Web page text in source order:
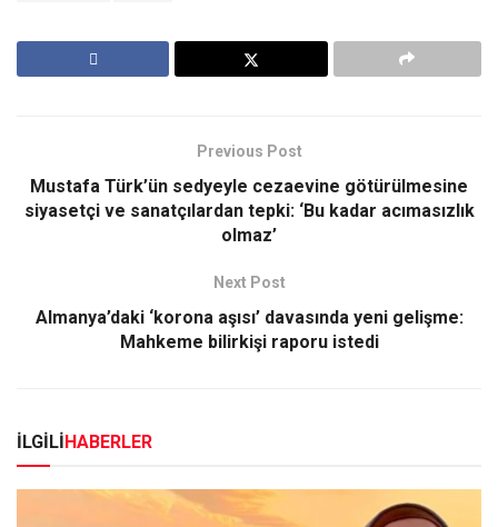
Previous Post
Mustafa Türk’ün sedyeyle cezaevine götürülmesine
siyasetçi ve sanatçılardan tepki: ‘Bu kadar acımasızlık
olmaz’
Next Post
Almanya’daki ‘korona aşısı’ davasında yeni gelişme:
Mahkeme bilirkişi raporu istedi
İLGİLİHABERLER